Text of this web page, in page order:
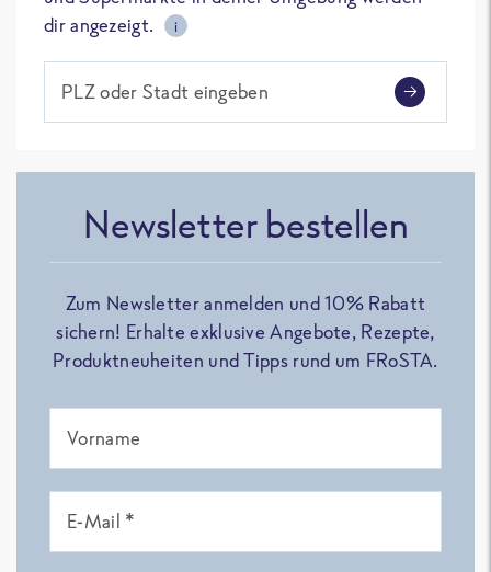
dir angezeigt.
i
PLZ oder Stadt eingeben
Newsletter bestellen
Zum Newsletter anmelden und 10% Rabatt
sichern! Erhalte exklusive Angebote, Rezepte,
Produktneuheiten und Tipps rund um FRoSTA.
Vorname
E-Mail *